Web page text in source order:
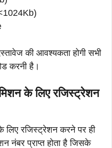
की आवश्यकता होगी सभी
करनी है।
के लिए रजिस्ट्रेशन
लिए रजिस्ट्रेशन करने पर ही
नंबर प्राप्त होता है जिसके